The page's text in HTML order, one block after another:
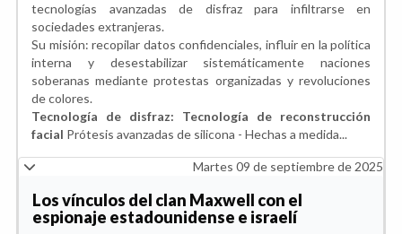
tecnologías avanzadas de disfraz para infiltrarse en
sociedades extranjeras.
Su misión: recopilar datos confidenciales, influir en la política
interna y desestabilizar sistemáticamente naciones
soberanas mediante protestas organizadas y revoluciones
de colores.
Tecnología de disfraz: Tecnología de reconstrucción
facial Prótesis avanzadas de silicona - Hechas a medida...
Martes 09 de septiembre de 2025
Los vínculos del clan Maxwell con el
espionaje estadounidense e israelí